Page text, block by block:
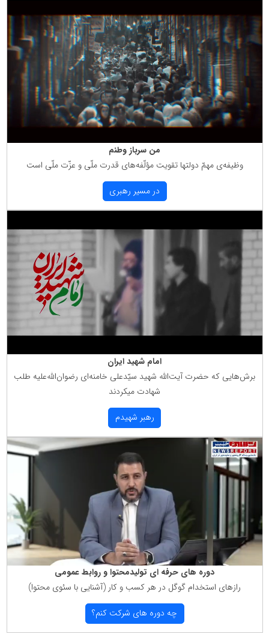
من سرباز وطنم
وظیفه‌ی مهمّ دولتها تقویت مؤلّفه‌های قدرت ملّی و عزّت ملّی است
در مسیر رهبری
امام شهید ایران
برش‌هایی كه حضرت آیت‌الله شهید سیّدعلی خامنه‌ای رضوان‌الله‌علیه طلب
شهادت میكردند
رهبر شهیدم
دوره های حرفه ای تولیدمحتوا و روابط عمومی
رازهای استخدام گوگل در هر كسب و كار (آشنایی با سئوی محتوا)
چه دوره های شركت كنم؟